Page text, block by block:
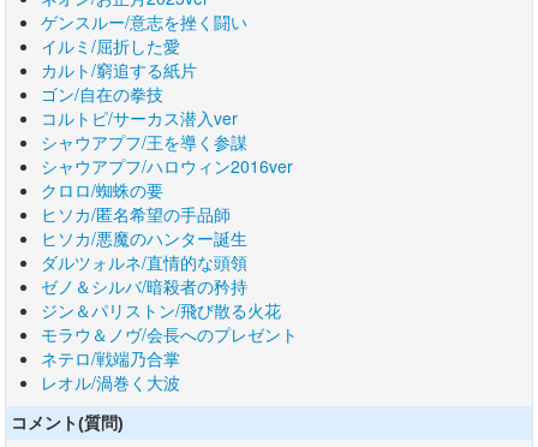
ゲンスルー/意志を挫く闘い
イルミ/屈折した愛
カルト/窮追する紙片
ゴン/自在の拳技
コルトピ/サーカス潜入ver
シャウアプフ/王を導く参謀
シャウアプフ/ハロウィン2016ver
クロロ/蜘蛛の要
ヒソカ/匿名希望の手品師
ヒソカ/悪魔のハンター誕生
ダルツォルネ/直情的な頭領
ゼノ＆シルバ/暗殺者の矜持
ジン＆パリストン/飛び散る火花
モラウ＆ノヴ/会長へのプレゼント
ネテロ/戦端乃合掌
レオル/渦巻く大波
コメント(質問)